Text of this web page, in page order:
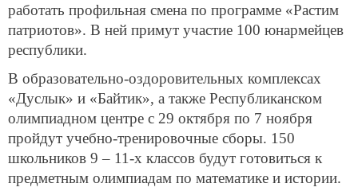
работать профильная смена по программе «Растим
патриотов». В ней примут участие 100 юнармейцев
республики.
В образовательно-оздоровительных комплексах
«Дуслык» и «Байтик», а также Республиканском
олимпиадном центре с 29 октября по 7 ноября
пройдут учебно-тренировочные сборы. 150
школьников 9 – 11-х классов будут готовиться к
предметным олимпиадам по математике и истории.